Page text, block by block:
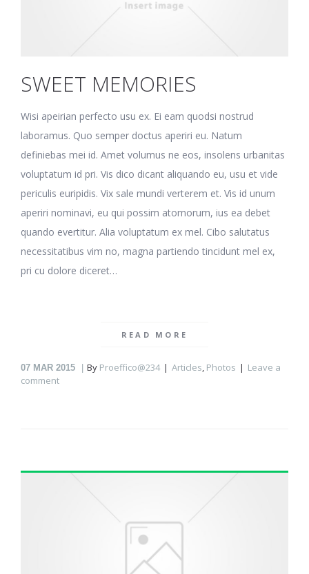
SWEET MEMORIES
Wisi apeirian perfecto usu ex. Ei eam quodsi nostrud
laboramus. Quo semper doctus aperiri eu. Natum
definiebas mei id. Amet volumus ne eos, insolens urbanitas
voluptatum id pri. Vis dico dicant aliquando eu, usu et vide
periculis euripidis. Vix sale mundi verterem et. Vis id unum
aperiri nominavi, eu qui possim atomorum, ius ea debet
quando evertitur. Alia voluptatum ex mel. Cibo salutatus
necessitatibus vim no, magna partiendo tincidunt mel ex,
pri cu dolore diceret…
READ MORE
07 MAR 2015 By Proeffico@234 Articles Photos
Leave a
comment